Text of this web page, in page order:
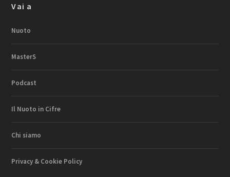
Vai a
Nuoto
MasterS
Podcast
Il Nuoto in Cifre
Chi siamo
Privacy & Cookie Policy